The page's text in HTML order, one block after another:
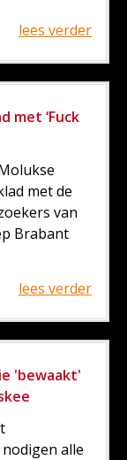
lees verder
met ‘Fuck
met de
van
Brabant
lees verder
'bewaakt'
alle